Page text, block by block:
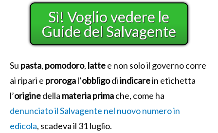
Sì! Voglio vedere le
Guide del Salvagente
Su pasta, pomodoro, lattee non solo il governo corre
ai ripari e prorogal’obbligodiindicarein etichetta
l’originedella materiaprimache, come ha
denunciato il Salvagente nel nuovo numero in
edicola, scadeva il 31 luglio.